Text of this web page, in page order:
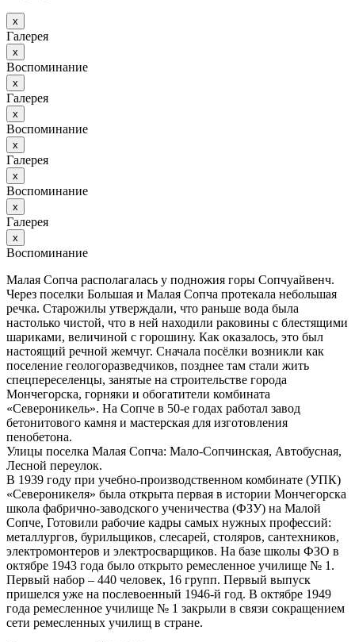
х
Галерея
х
Воспоминание
х
Галерея
х
Воспоминание
х
Галерея
х
Воспоминание
х
Галерея
х
Воспоминание
Малая Сопча располагалась у подножия горы Сопчуайвенч.
Через поселки Большая и Малая Сопча протекала небольшая
речка. Старожилы утверждали, что раньше вода была
настолько чистой, что в ней находили раковины с блестящими
шариками, величиной с горошину. Как оказалось, это был
настоящий речной жемчуг. Сначала посёлки возникли как
поселение геологоразведчиков, позднее там стали жить
спецпереселенцы, занятые на строительстве города
Мончегорска, горняки и обогатители комбината
«Североникель». На Сопче в 50-е годах работал завод
бетонитового камня и мастерская для изготовления
пенобетона.
Улицы поселка Малая Сопча: Мало-Сопчинская, Автобусная,
Лесной переулок.
В 1939 году при учебно-производственном комбинате (УПК)
«Североникеля» была открыта первая в истории Мончегорска
школа фабрично-заводского ученичества (ФЗУ) на Малой
Сопче, Готовили рабочие кадры самых нужных профессий:
металлургов, бурильщиков, слесарей, столяров, сантехников,
электромонтеров и электросварщиков. На базе школы ФЗО в
октябре 1943 года было открыто ремесленное училище № 1.
Первый набор – 440 человек, 16 групп. Первый выпуск
пришелся уже на послевоенный 1946-й год. В октябре 1949
года ремесленное училище № 1 закрыли в связи сокращением
сети ремесленных училищ в стране.